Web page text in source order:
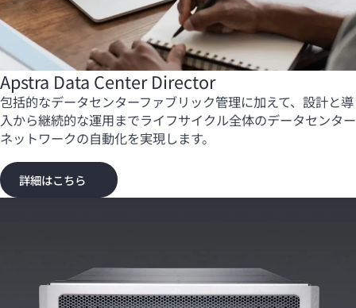
Apstra Data Center Director
包括的なデータセンターファブリック管理に加えて、設計と導
入から継続的な運用までライフサイクル全体のデータセンター
ネットワークの自動化を実現します。
詳細はこちら